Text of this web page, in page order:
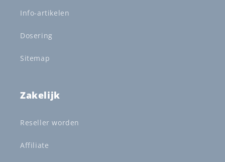
Info-artikelen
Dosering
Sitemap
Zakelijk
Reseller worden
Affiliate